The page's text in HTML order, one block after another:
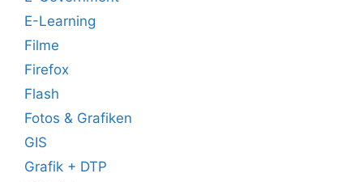
E-Learning
Filme
Firefox
Flash
Fotos & Grafiken
GIS
Grafik + DTP